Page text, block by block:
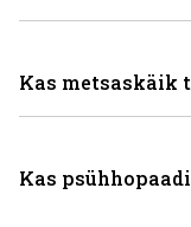
Kas metsaskäik
Kas